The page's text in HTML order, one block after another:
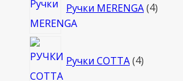
Ручки MERENGA 4товара
Ручки COTTA 4товара